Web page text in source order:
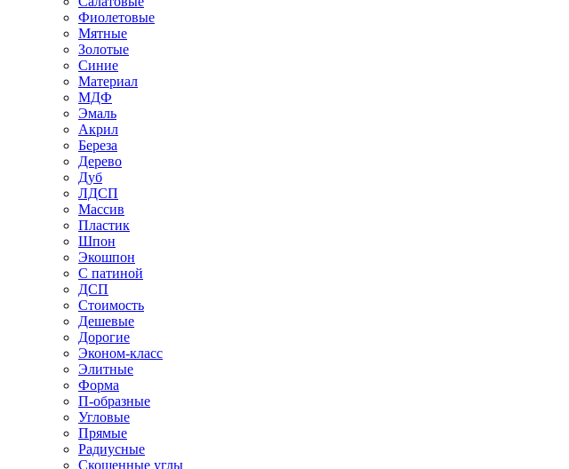
Фиолетовые
Мятные
Золотые
Синие
Материал
МДФ
Эмаль
Акрил
Береза
Дерево
Дуб
ЛДСП
Массив
Пластик
Шпон
Экошпон
С патиной
ДСП
Стоимость
Дешевые
Дорогие
Эконом-класс
Элитные
Форма
П-образные
Угловые
Прямые
Радиусные
Скошенные углы